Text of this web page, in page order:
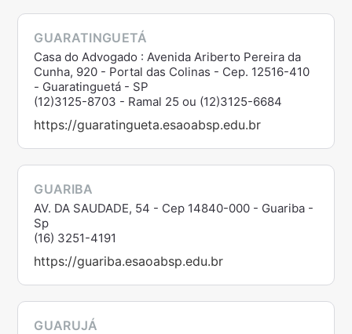
GUARATINGUETÁ
Casa do Advogado : Avenida Ariberto Pereira da
Cunha, 920 - Portal das Colinas - Cep. 12516-410
- Guaratinguetá - SP
(12)3125-8703 - Ramal 25 ou (12)3125-6684
https://guaratingueta.esaoabsp.edu.br
GUARIBA
AV. DA SAUDADE, 54 - Cep 14840-000 - Guariba -
Sp
(16) 3251-4191
https://guariba.esaoabsp.edu.br
GUARUJÁ